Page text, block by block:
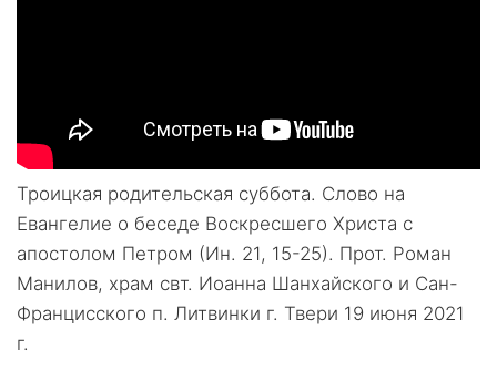
Троицкая родительская суббота. Слово на
Евангелие о беседе Воскресшего Христа с
апостолом Петром (Ин. 21, 15-25). Прот. Роман
Манилов, храм свт. Иоанна Шанхайского и Сан-
Францисского п. Литвинки г. Твери 19 июня 2021
г.